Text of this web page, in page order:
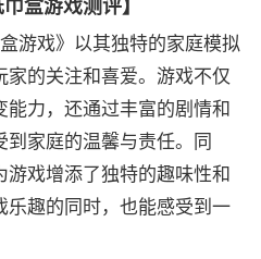
盒游戏测评】
游戏》以其独特的家庭模拟
的关注和喜爱。游戏不仅
力，还通过丰富的剧情和
家庭的温馨与责任。同
戏增添了独特的趣味性和
趣的同时，也能感受到一